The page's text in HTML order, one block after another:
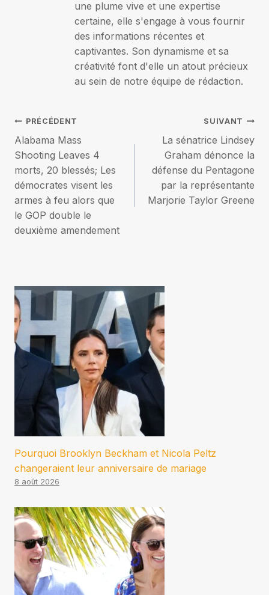
une plume vive et une expertise
certaine, elle s'engage à vous fournir
des informations récentes et
captivantes. Son dynamisme et sa
créativité font d'elle un atout précieux
au sein de notre équipe de rédaction.
Navigation
de
l’article
PRÉCÉDENT
Alabama Mass
Shooting Leaves 4
morts, 20 blessés; Les
démocrates visent les
armes à feu alors que
le GOP double le
deuxième amendement
SUIVANT
La sénatrice Lindsey
Graham dénonce la
défense du Pentagone
par la représentante
Marjorie Taylor Greene
Pourquoi Brooklyn Beckham et Nicola Peltz
changeraient leur anniversaire de mariage
8 août 2026